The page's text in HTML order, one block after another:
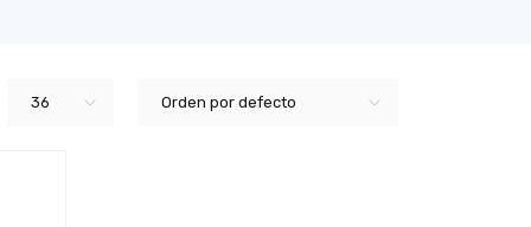
Orden por defecto
36